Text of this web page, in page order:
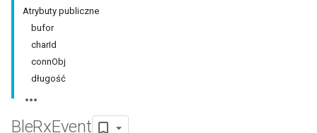
Atrybuty publiczne
bufor
charId
connObj
długość
BleRxEvent